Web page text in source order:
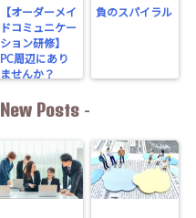
【オーダーメイ
ドコミュニケー
ション研修】
PC周辺にあり
ませんか？
負のスパイラル
New Posts -